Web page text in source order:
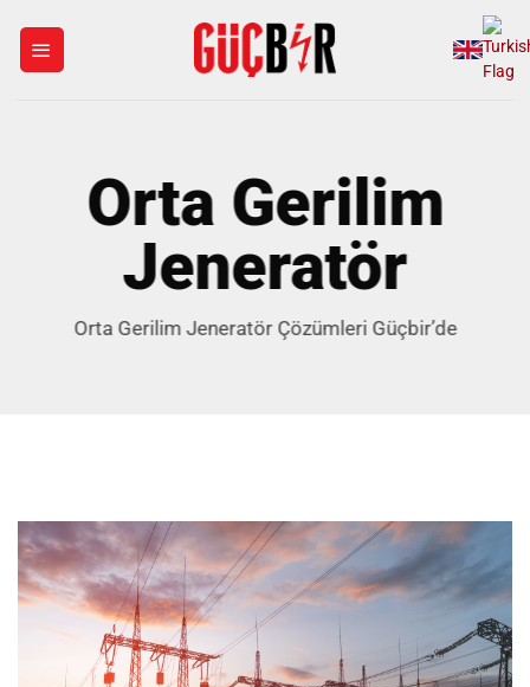
Orta Gerilim
Jeneratör
Orta Gerilim Jeneratör Çözümleri Güçbir’de